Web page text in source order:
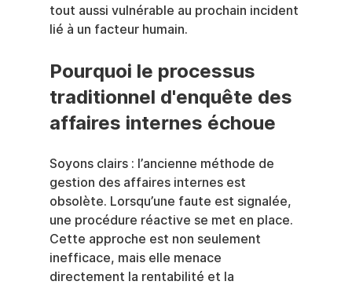
tout aussi vulnérable au prochain incident
lié à un facteur humain.
Pourquoi le processus
traditionnel d'enquête des
affaires internes échoue
Soyons clairs : l’ancienne méthode de
gestion des affaires internes est
obsolète. Lorsqu’une faute est signalée,
une procédure réactive se met en place.
Cette approche est non seulement
inefficace, mais elle menace
directement la rentabilité et la